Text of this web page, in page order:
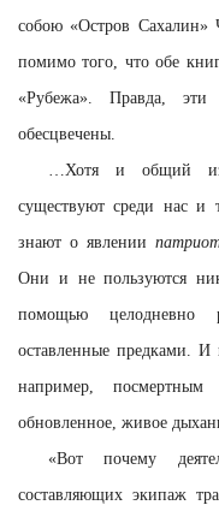
собою «Остров Сахалин»
помимо того, что обе
«Рубежа». Правда,
обесцвечены.
Хотя и общий
существуют среди нас и
знают о явлении
Они и не пользуются
помощью целодневно
оставленные предками.
например,
обновленное, живое
«Вот почему
составляющих экипаж